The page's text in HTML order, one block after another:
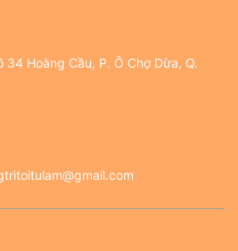
Hoàng Cầu, P. Ô Chợ Dừa, Q.